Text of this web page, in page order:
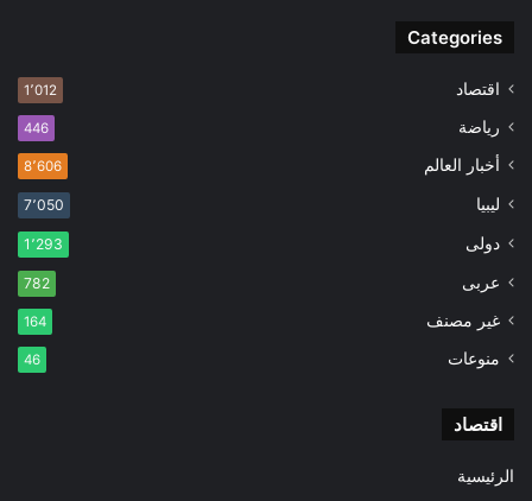
Categories
اقتصاد 1٬012
رياضة 446
أخبار العالم 8٬606
ليبيا 7٬050
دولى 1٬293
عربى 782
غير مصنف 164
منوعات 46
اقتصاد
الرئيسية